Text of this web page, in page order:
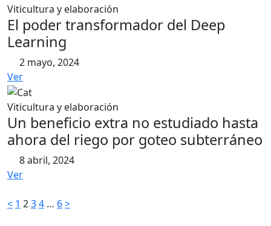
Viticultura y elaboración
El poder transformador del Deep
Learning
2 mayo, 2024
Ver
Viticultura y elaboración
Un beneficio extra no estudiado hasta
ahora del riego por goteo subterráneo
8 abril, 2024
Ver
Paginación
< 1 234 … 6>